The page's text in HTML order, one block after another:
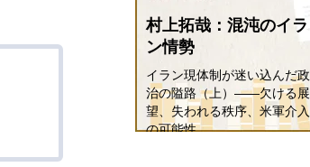
村上拓哉：混沌のイラ
ン情勢
イラン現体制が迷い込んだ政
治の隘路（上）――欠ける展
望、失われる秩序、米軍介入
の可能性